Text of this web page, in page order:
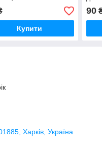
Купити
90
Харків, Україна